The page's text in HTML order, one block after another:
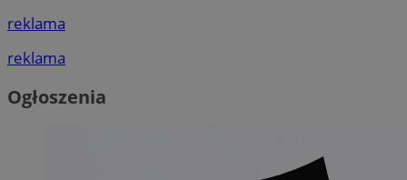
reklama
reklama
Ogłoszenia